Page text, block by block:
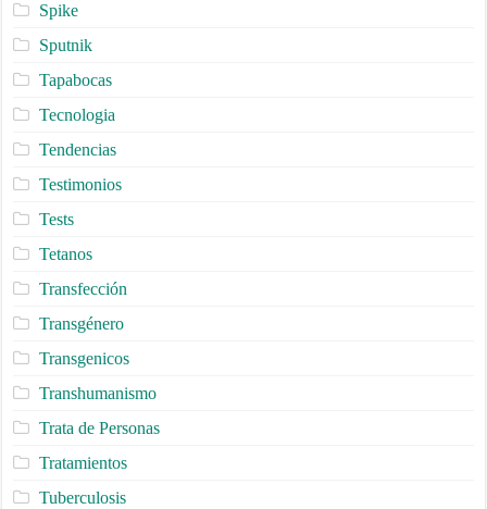
Spike
Sputnik
Tapabocas
Tecnologia
Tendencias
Testimonios
Tests
Tetanos
Transfección
Transgénero
Transgenicos
Transhumanismo
Trata de Personas
Tratamientos
Tuberculosis